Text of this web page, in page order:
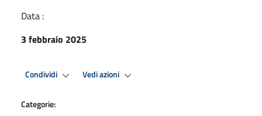
Data :
3 febbraio 2025
Condividi Vedi azioni
Categorie: